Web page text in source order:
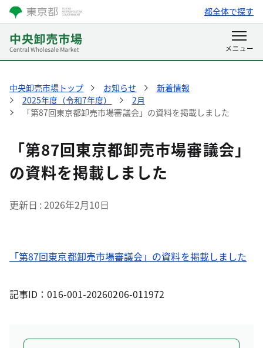
都全体で探す
中央卸売市場トップ お知らせ
新着情報
2025年度（令和7年度）
2月
「第87回東京都卸売市場審議会」の資料を掲載しました
「第87回東京都卸売市場審議会」
の資料を掲載しました
更新日 2026年2月10日
「第87回東京都卸売市場審議会」の資料を掲載しました
記事ID：016-001-20260206-011972